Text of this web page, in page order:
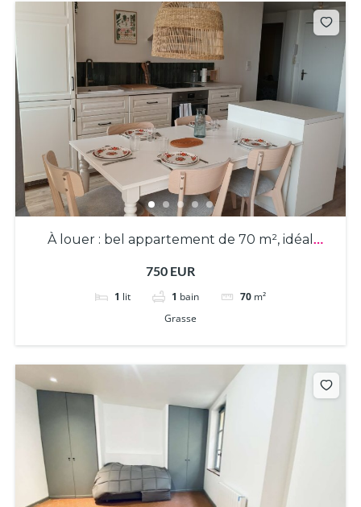
À louer : bel appartement de 70 m², idéal
750 EUR
1 lit 1 bain 70 m²
Grasse